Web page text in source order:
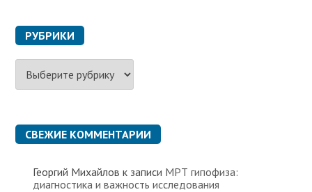
РУБРИКИ
Р
б
к
и СВЕЖИЕ КОММЕНТАРИИ
Георгий Михайлов к записи МРТ гипофиза:
диагностика и важность исследования